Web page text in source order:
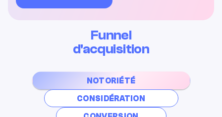
d'acquisition
NOTORIÉTÉ